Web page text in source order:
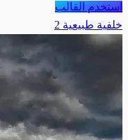
استخدم القالب
خلفية طبيعية 2